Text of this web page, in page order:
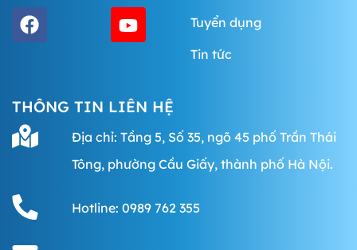
Tuyển dụng
Tin tức
THÔNG TIN LIÊN HỆ
Địa chỉ: Tầng 5, Số 35, ngõ 45 phố Trần Thái
Tông, phường Cầu Giấy, thành phố Hà Nội.
Hotline: 0989 762 355